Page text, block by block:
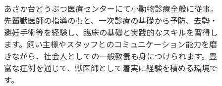
あさか台どうぶつ医療センターにて小動物診療全般に従事。
先輩獣医師の指導のもと、一次診療の基礎から予防、去勢・
避妊手術等を経験し、臨床の基礎と実践的なスキルを習得し
ます。飼い主様やスタッフとのコミュニケーション能力を磨
きながら、社会人としての一般教養も身につけられます。豊
富な症例を通じて、獣医師として着実に経験を積める環境で
す。